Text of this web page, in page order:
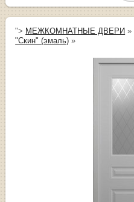
"> МЕЖКОМНАТНЫЕ ДВЕРИ »
"Скин" (эмаль) »